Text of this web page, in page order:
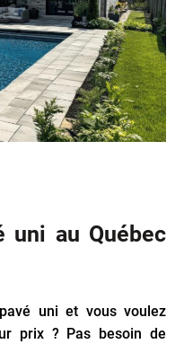
uni au Québec
uni et vous voulez
prix ? Pas besoin de